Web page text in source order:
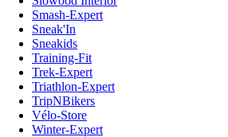
Smash-Expert
Sneak'In
Sneakids
Training-Fit
Trek-Expert
Triathlon-Expert
TripNBikers
Vélo-Store
Winter-Expert